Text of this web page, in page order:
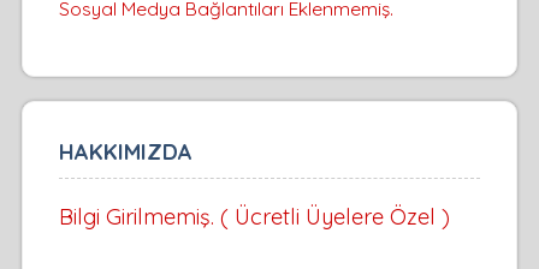
Sosyal Medya Bağlantıları Eklenmemiş.
HAKKIMIZDA
Bilgi Girilmemiş. ( Ücretli Üyelere Özel )